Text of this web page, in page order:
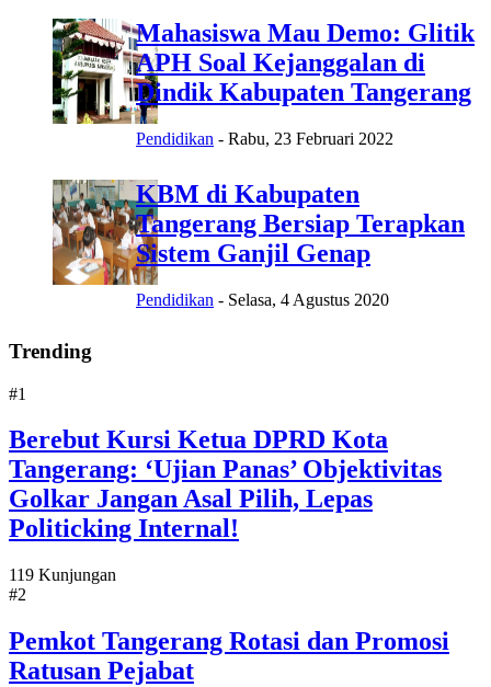
Mahasiswa Mau Demo: Glitik
APH Soal Kejanggalan di
Dindik Kabupaten Tangerang
Pendidikan - Rabu, 23 Februari 2022
KBM di Kabupaten
Tangerang Bersiap Terapkan
Sistem Ganjil Genap
Pendidikan - Selasa, 4 Agustus 2020
Trending
#1
Berebut Kursi Ketua DPRD Kota
Tangerang: ‘Ujian Panas’ Objektivitas
Golkar Jangan Asal Pilih, Lepas
Politicking Internal!
119 Kunjungan
#2
Pemkot Tangerang Rotasi dan Promosi
Ratusan Pejabat